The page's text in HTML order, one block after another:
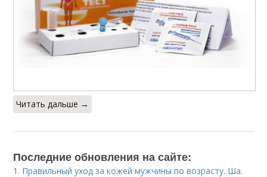
Читать дальше →
Последние обновления на сайте:
1. Правильный уход за кожей мужчины по возрасту. Ша.